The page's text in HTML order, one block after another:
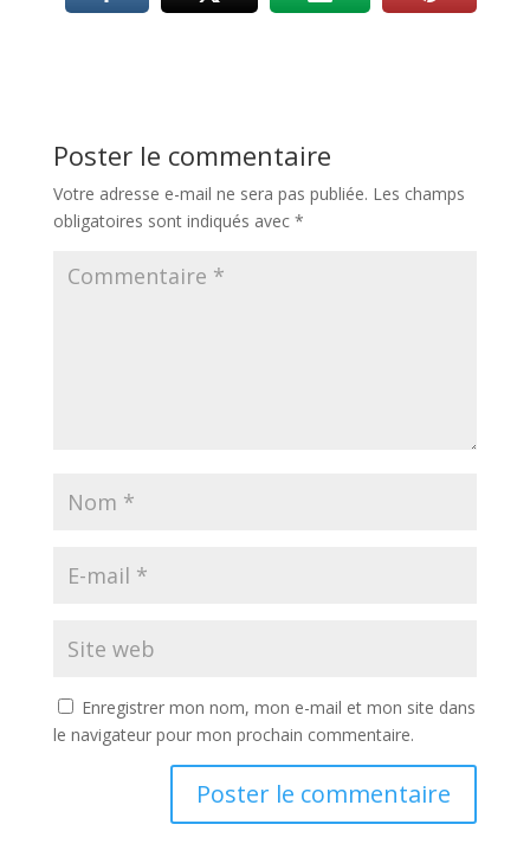
Poster le commentaire
Votre adresse e-mail ne sera pas publiée. Les champs
obligatoires sont indiqués avec *
Enregistrer mon nom, mon e-mail et mon site dans
le navigateur pour mon prochain commentaire.